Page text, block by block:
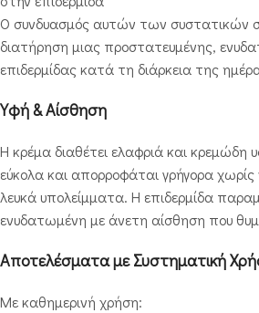
Ο συνδυασμός αυτών των συστατικών
διατήρηση μιας προστατευμένης,
επιδερμίδας κατά τη διάρκεια της
Υφή & Αίσθηση
Η κρέμα διαθέτει ελαφριά και
εύκολα και απορροφάται γρήγορα
λευκά υπολείμματα. Η επιδερμίδα
ενυδατωμένη με άνετη αίσθηση που
Αποτελέσματα με Συστηματική
Με καθημερινή χρήση: